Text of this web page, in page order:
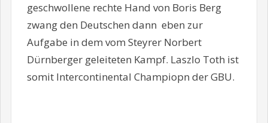
geschwollene rechte Hand von Boris Berg
zwang den Deutschen dann eben zur
Aufgabe in dem vom Steyrer Norbert
Dürnberger geleiteten Kampf. Laszlo Toth ist
somit Intercontinental Champiopn der GBU.